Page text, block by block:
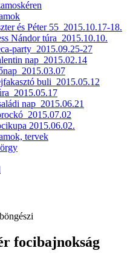
és Péter 55_2015.10.17-18.
Nándor túra_2015.10.10.
party_2015.09.25-27
nap_2015.02.14
buli_2015.05.12
nap_2015.06.21
2015.06.02.
tervek
focibajnokság